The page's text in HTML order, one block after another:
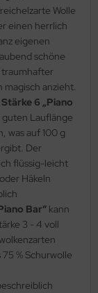
Wolle
einen herrlich
eigenen
schöne
traumhafter
magisch anzieht.
6 „Piano
Lauflänge
was auf 100 g
Der
flüssig-leicht
Häkeln
Bar“ kann
3 - 4 voll
75 % Schurwolle